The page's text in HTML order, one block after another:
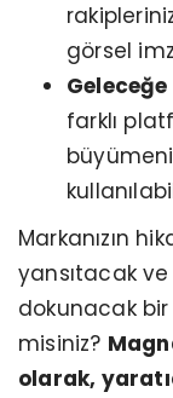
görsel
farklı
Markanızın
yansıtacak
dokunacak
misiniz?
olarak,